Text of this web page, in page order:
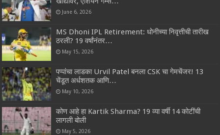
June 6, 2026
MS Dhoni IPL Retirement: धोनीच्या निवृत्तीची तारीख
ठरली? 19 वर्षांनंतर…
May 15, 2026
पप्पांचा लाडका Urvil Patel बनला CSK चा गेमचेंजर! 13
चेंडूत अर्धशतक आणि…
May 10, 2026
कोण आहे हा Kartik Sharma? 19 व्या वर्षी 14 कोटींची
लागली बोली
May 5, 2026